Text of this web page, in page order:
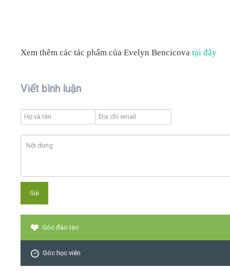
Xem thêm các tác phẩm của Evelyn Bencicova tại đây
Viết bình luận
Góc đào tạo
Góc học viên